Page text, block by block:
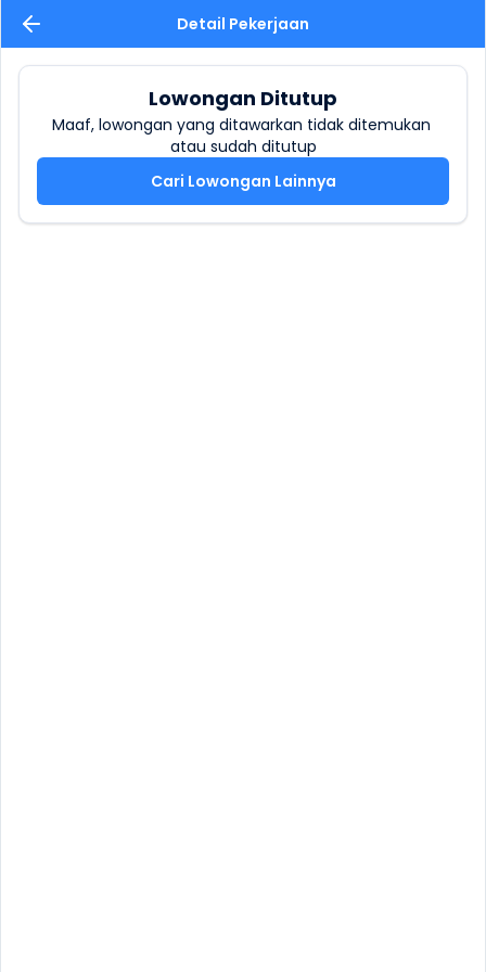
Detail Pekerjaan
Lowongan Ditutup
Maaf, lowongan yang ditawarkan tidak ditemukan
atau sudah ditutup
Cari Lowongan Lainnya